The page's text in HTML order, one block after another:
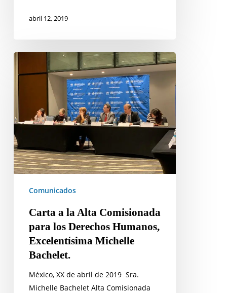
abril 12, 2019
Carta
Alta
Comisionada
para
los
Derechos
Humanos,
Excelentísima
Michelle
Comunicados
Carta a la Alta Comisionada
para los Derechos Humanos,
Excelentísima Michelle
Bachelet.
México, XX de abril de 2019 Sra.
Michelle Bachelet Alta Comisionada